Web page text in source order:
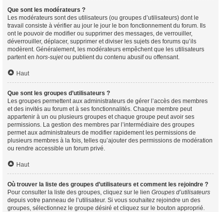
Que sont les modérateurs ?
Les modérateurs sont des utilisateurs (ou groupes d’utilisateurs) dont le
travail consiste à vérifier au jour le jour le bon fonctionnement du forum. Ils
ont le pouvoir de modifier ou supprimer des messages, de verrouiller,
déverrouiller, déplacer, supprimer et diviser les sujets des forums qu’ils
modèrent. Généralement, les modérateurs empêchent que les utilisateurs
partent en hors-sujetou publient du contenu abusif ou offensant.
Haut
Que sont les groupes d’utilisateurs ?
Les groupes permettent aux administrateurs de gérer l’accès des membres
et des invités au forum et à ses fonctionnalités. Chaque membre peut
appartenir à un ou plusieurs groupes et chaque groupe peut avoir ses
permissions. La gestion des membres par l’intermédiaire des groupes
permet aux administrateurs de modifier rapidement les permissions de
plusieurs membres à la fois, telles qu’ajouter des permissions de modération
ou rendre accessible un forum privé.
Haut
Où trouver la liste des groupes d’utilisateurs et comment les rejoindre ?
Pour consulter la liste des groupes, cliquez sur le lien Groupes d’utilisateurs
depuis votre panneau de l’utilisateur. Si vous souhaitez rejoindre un des
groupes, sélectionnez le groupe désiré et cliquez sur le bouton approprié.